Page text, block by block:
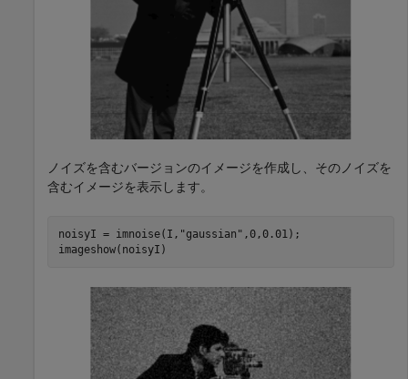
ノイズを含むバージョンのイメージを作成し、そのノイズを
含むイメージを表示します。
noisyI = imnoise(I, "gaussian" ,0,0.01);
imageshow(noisyI)